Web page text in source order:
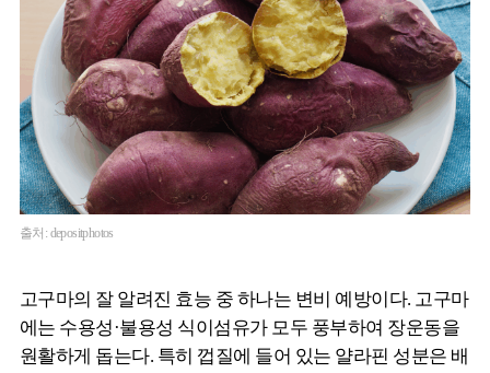
출처: depositphotos
고구마의 잘 알려진 효능 중 하나는 변비 예방이다. 고구마
에는 수용성·불용성 식이섬유가 모두 풍부하여 장운동을
원활하게 돕는다. 특히 껍질에 들어 있는 얄라핀 성분은 배